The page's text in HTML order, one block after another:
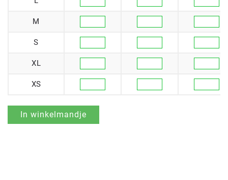
M
S
XL
XS